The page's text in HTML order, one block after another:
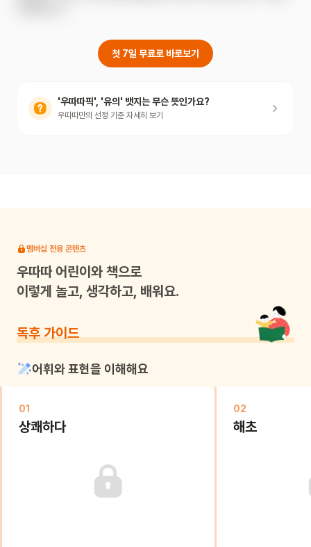
첫 7일 무료로 바로보기
'우따따픽', '유의' 뱃지는 무슨 뜻인가요?
우따따만의 선정 기준 자세히 보기
멤버십 전용 콘텐츠
우따따어린이와 책으로
이렇게 놀고, 생각하고, 배워요.
독후 가이드
어휘와 표현을 이해해요
01
상쾌하다
02
해초